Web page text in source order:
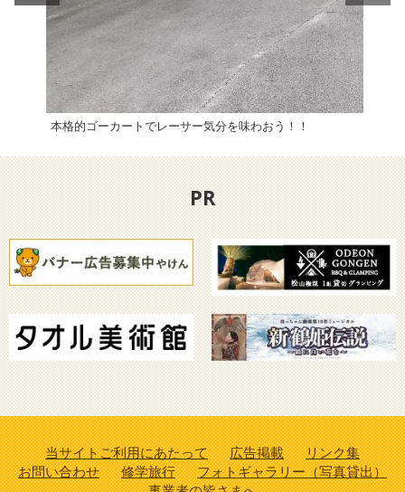
本格的ゴーカートでレーサー気分を味わおう！！
PR
当サイトご利用にあたって 広告掲載
リンク集
お問い合わせ
修学旅行
フォトギャラリー（写真貸出）